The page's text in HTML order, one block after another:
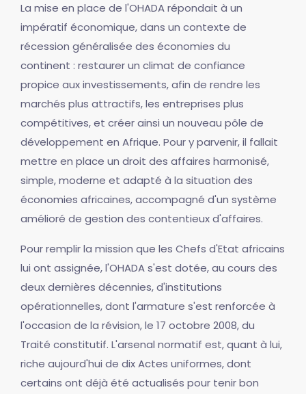
La mise en place de l'OHADA répondait à un
impératif économique, dans un contexte de
récession généralisée des économies du
continent : restaurer un climat de confiance
propice aux investissements, afin de rendre les
marchés plus attractifs, les entreprises plus
compétitives, et créer ainsi un nouveau pôle de
développement en Afrique. Pour y parvenir, il fallait
mettre en place un droit des affaires harmonisé,
simple, moderne et adapté à la situation des
économies africaines, accompagné d'un système
amélioré de gestion des contentieux d'affaires.
Pour remplir la mission que les Chefs d'Etat africains
lui ont assignée, l'OHADA s'est dotée, au cours des
deux dernières décennies, d'institutions
opérationnelles, dont l'armature s'est renforcée à
l'occasion de la révision, le 17 octobre 2008, du
Traité constitutif. L'arsenal normatif est, quant à lui,
riche aujourd'hui de dix Actes uniformes, dont
certains ont déjà été actualisés pour tenir bon